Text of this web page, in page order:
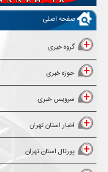
صفحه اصلی
گروه خبری
حوزه خبری
سرویس خبری
اخبار استان تهران
پورتال استان تهران